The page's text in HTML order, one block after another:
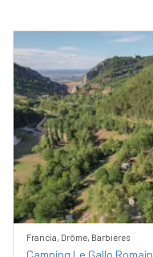
Previous
Francia, Drôme, Barbières
Camping Le Gallo Romain